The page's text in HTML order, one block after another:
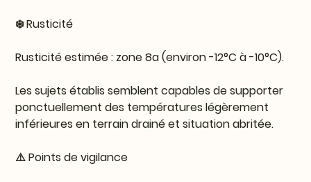
❄️ Rusticité
Rusticité estimée : zone 8a (environ -12°C à -10°C).
Les sujets établis semblent capables de supporter
ponctuellement des températures légèrement
inférieures en terrain drainé et situation abritée.
⚠️ Points de vigilance